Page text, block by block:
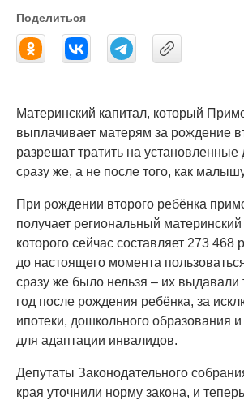
Поделиться
Материнский капитал, который
выплачивает матерям за рождение
разрешат тратить на установленные
сразу же, а не после того, как
При рождении второго ребёнка
получает региональный
которого сейчас составляет 273 468
до настоящего момента
сразу же было нельзя – их выдавали
год после рождения ребёнка, за
ипотеки, дошкольного образования и
для адаптации инвалидов.
Депутаты Законодательного
края уточнили норму закона, и